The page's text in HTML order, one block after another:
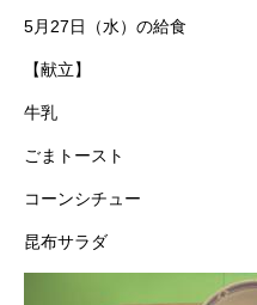
5月27日（水）の給食
【献立】
牛乳
ごまトースト
コーンシチュー
昆布サラダ